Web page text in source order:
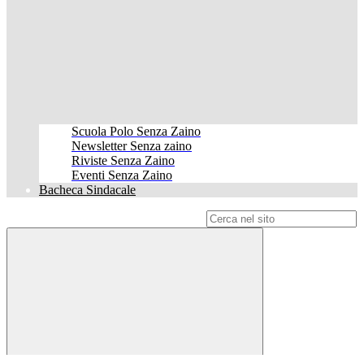
Scuola Polo Senza Zaino
Newsletter Senza zaino
Riviste Senza Zaino
Eventi Senza Zaino
Bacheca Sindacale